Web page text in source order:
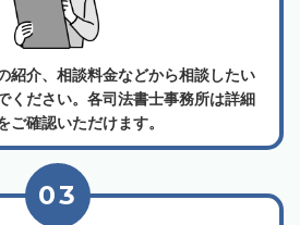
紹介、相談料金などから相談したい
ください。各司法書士事務所は詳細
ご確認いただけます。
03